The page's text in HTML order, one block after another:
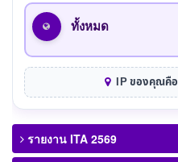
ทั้งหมด
IP ของคุณคือ
รายงาน ITA 2569